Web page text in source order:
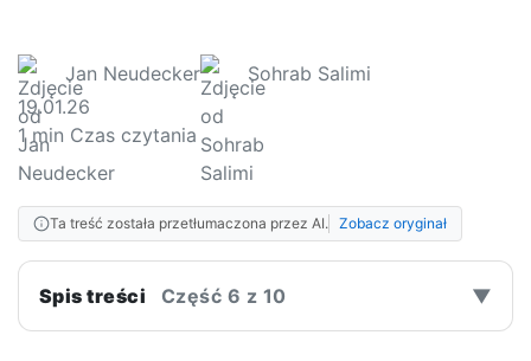
Jan Neudecker
Sohrab Salimi
19.01.26
1min Czas czytania
Ta treść została przetłumaczona przez AI. Zobacz oryginał
Spis treści Część 6 z 10 ▼